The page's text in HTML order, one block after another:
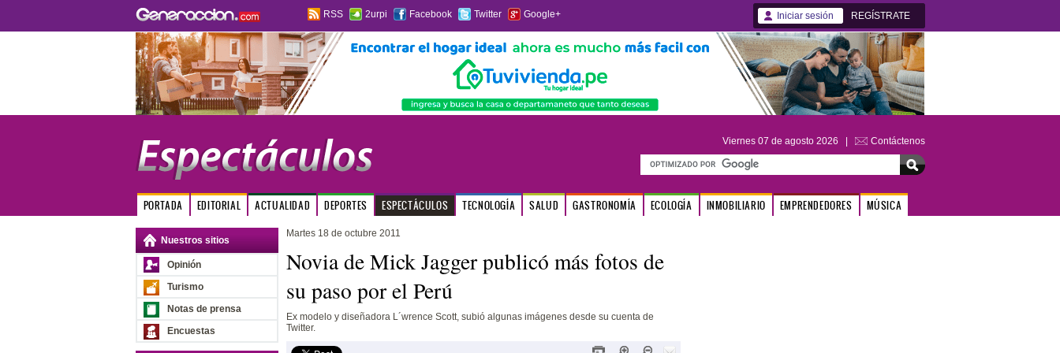
RSS 2urpi Facebook Twitter Google+ Iniciar sesión REGÍSTRATE
Viernes 07 de agosto 2026 | Contáctenos
PORTADA EDITORIAL ACTUALIDAD DEPORTES ESPECTÁCULOS TECNOLOGÍA SALUD GASTRONOMÍA ECOLOGÍA INMOBILIARIO EMPRENDEDORES MÚSICA
Nuestros sitios
Opinión
Turismo
Notas de prensa
Encuestas
Martes 18 de octubre 2011
Novia de Mick Jagger publicó más fotos de
su paso por el Perú
Ex modelo y diseñadora L´wrence Scott, subió algunas imágenes desde su cuenta de
Twitter.